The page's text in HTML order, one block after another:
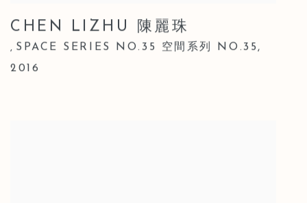
CHEN LIZHU 陳麗珠
, SPACE SERIES NO.35 空間系列 NO.35,
2016